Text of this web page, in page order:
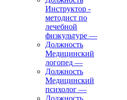
Инструктор -
методист по
лечебной
физкультуре —
Должность
Медицинский
логопед —
Должность
Медицинский
психолог —
Должность